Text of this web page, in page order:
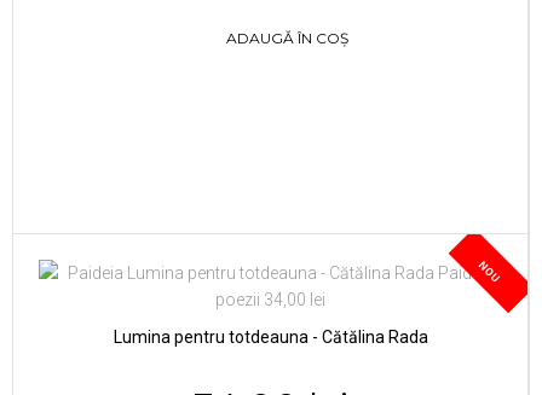
ADAUGĂ ÎN COȘ
NOU
Lumina pentru totdeauna - Cătălina Rada